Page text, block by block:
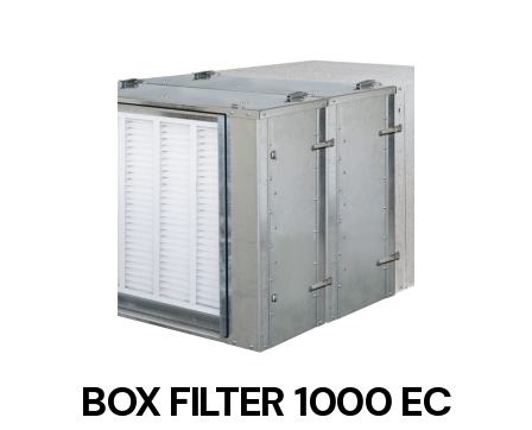
DETAILS
BOX FILTER 1000 EC